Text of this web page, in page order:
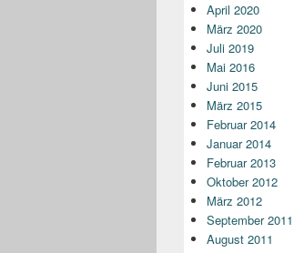
April 2020
März 2020
Juli 2019
Mai 2016
Juni 2015
März 2015
Februar 2014
Januar 2014
Februar 2013
Oktober 2012
März 2012
September 2011
August 2011